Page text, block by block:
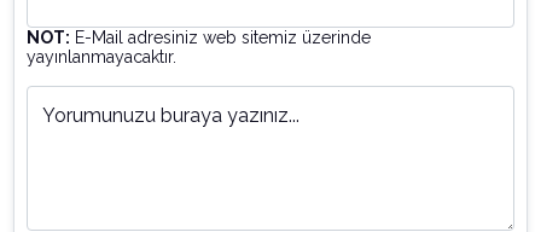
NOT: E-Mail adresiniz web sitemiz üzerinde
yayınlanmayacaktır.
Yorumunuzu buraya yazınız...